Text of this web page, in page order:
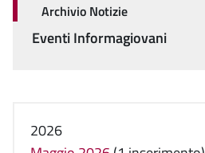
Archivio Notizie
Eventi Informagiovani
2026